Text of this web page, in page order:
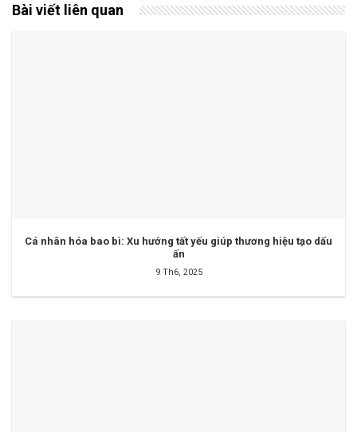
Bài viết liên quan
Cá nhân hóa bao bì: Xu hướng tất yếu giúp thương hiệu tạo dấu
ấn
9 Th6, 2025